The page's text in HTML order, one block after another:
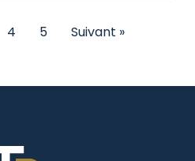
4 5 Suivant »